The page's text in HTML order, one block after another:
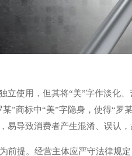
立使用，但其将“美”字作淡化
”商标中“美”字隐身，使得“
易导致消费者产生混淆、误认，
前提。经营主体应严守法律规